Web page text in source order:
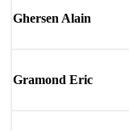
Ghersen Alain
Gramond Eric